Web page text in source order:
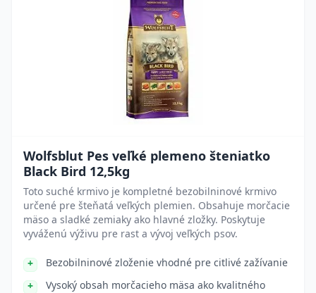
Wolfsblut Pes veľké plemeno šteniatko
Black Bird 12,5kg
Toto suché krmivo je kompletné bezobilninové krmivo
určené pre šteňatá veľkých plemien. Obsahuje morčacie
mäso a sladké zemiaky ako hlavné zložky. Poskytuje
vyváženú výživu pre rast a vývoj veľkých psov.
Bezobilninové zloženie vhodné pre citlivé zažívanie
Vysoký obsah morčacieho mäsa ako kvalitného